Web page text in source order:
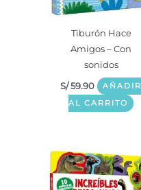
Tiburón Hace
Amigos – Con
sonidos
S/59.90
AÑADIR
AL CARRITO